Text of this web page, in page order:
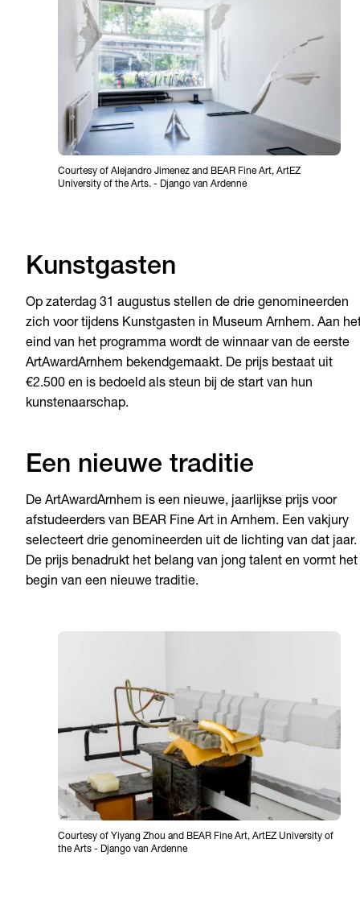
Courtesy of Alejandro Jimenez and BEAR Fine Art, ArtEZ
University of the Arts. - Django van Ardenne
Kunstgasten
Op zaterdag 31 augustus stellen de drie genomineerden
zich voor tijdens Kunstgasten in Museum Arnhem. Aan
eind van het programma wordt de winnaar van de eerste
ArtAwardArnhem bekendgemaakt. De prijs bestaat uit
€2.500 en is bedoeld als steun bij de start van hun
kunstenaarschap.
Een nieuwe traditie
De ArtAwardArnhem is een nieuwe, jaarlijkse prijs voor
afstudeerders van BEAR Fine Art in Arnhem. Een vakjury
selecteert drie genomineerden uit de lichting van dat jaar.
De prijs benadrukt het belang van jong talent en vormt het
begin van een nieuwe traditie.
Courtesy of Yiyang Zhou and BEAR Fine Art, ArtEZ University of
the Arts - Django van Ardenne